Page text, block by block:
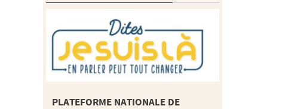
PLATEFORME NATIONALE DE